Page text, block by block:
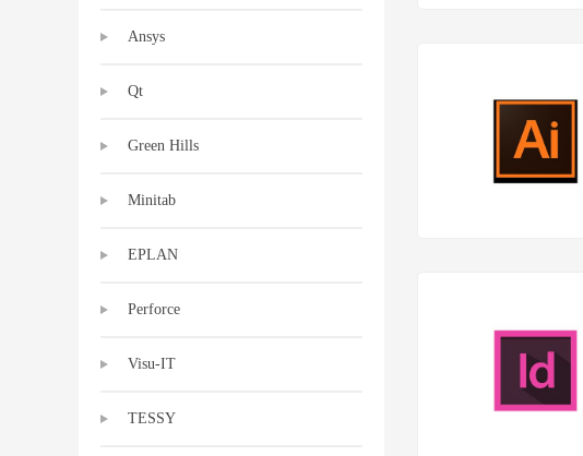
Ansys
Qt
Green Hills
Minitab
EPLAN
Perforce
Visu-IT
TESSY